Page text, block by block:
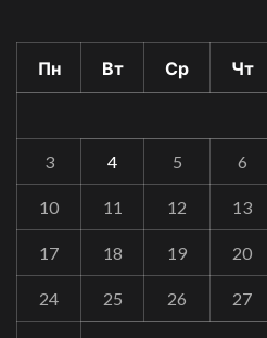
Пн Вт Ср Чт
3 4 5 6
10 11 12 13
17 18 19 20
24 25 26 27